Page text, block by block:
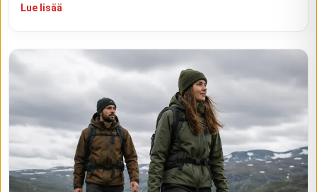
Lue lisää